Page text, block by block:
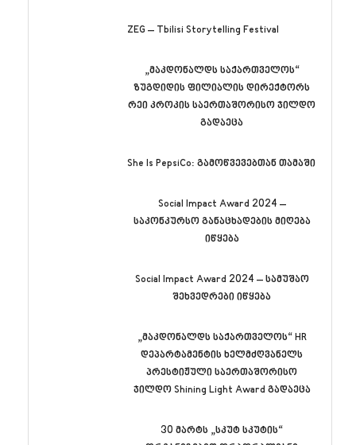
ZEG – Tbilisi Storytelling Festival
„მაკდონალდს საქართველოს“
ზუგდიდის ფილიალის დირექტორს
რეი კროკის საერთაშორისო ჯილდო
გადაეცა
She Is PepsiCo: გამოწვევებთან თამაში
Social Impact Award 2024 –
საკონკურსო განაცხადების მიღება
იწყება
Social Impact Award 2024 – სამუშაო
შეხვედრები იწყება
„მაკდონალდს საქართველოს“ HR
დეპარტამენტის ხელმძღვანელს
პრესტიჟული საერთაშორისო
ჯილდო Shining Light Award გადაეცა
30 მარტს „სკუტ სკუტის“